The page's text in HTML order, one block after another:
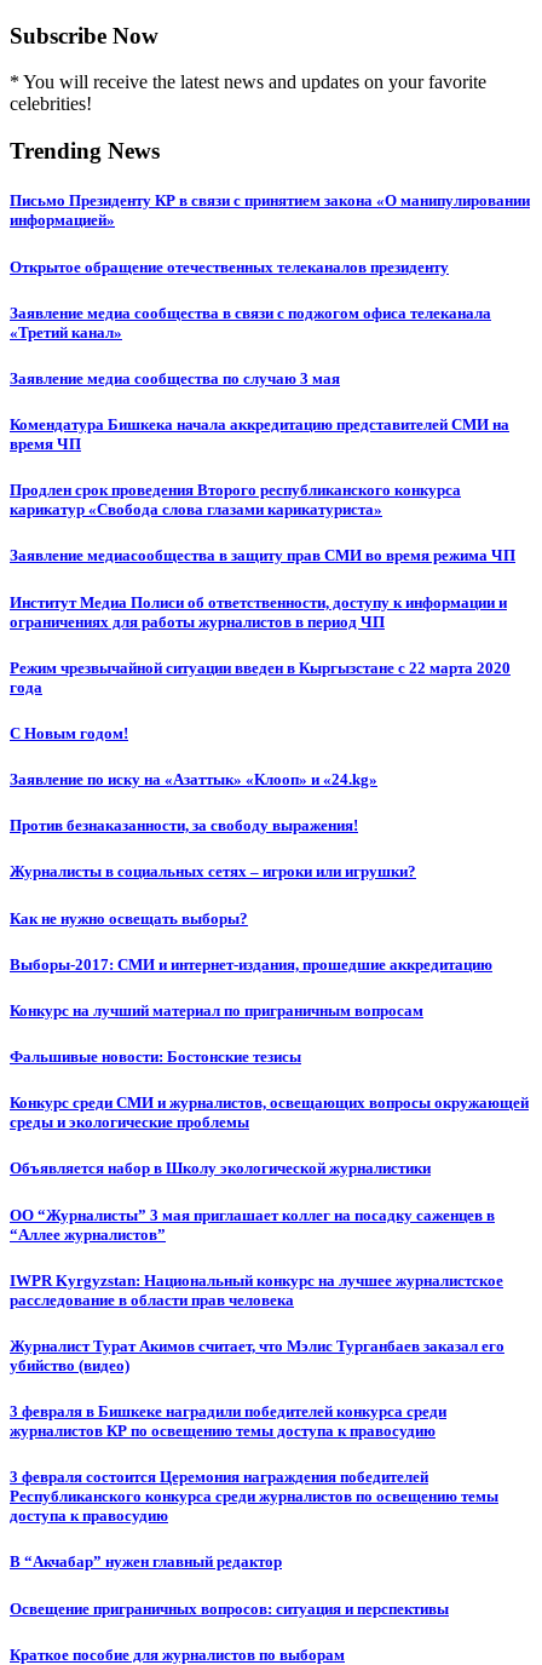
Subscribe Now
* You will receive the latest news and updates on your favorite
celebrities!
Trending News
Письмо Президенту КР в связи с принятием закона «О манипулировании
информацией»
Открытое обращение отечественных телеканалов президенту
Заявление медиа сообщества в связи с поджогом офиса телеканала
«Третий канал»
Заявление медиа сообщества по случаю 3 мая
Комендатура Бишкека начала аккредитацию представителей СМИ на
время ЧП
Продлен срок проведения Второго республиканского конкурса
карикатур «Свобода слова глазами карикатуриста»
Заявление медиасообщества в защиту прав СМИ во время режима ЧП
Институт Медиа Полиси об ответственности, доступу к информации и
ограничениях для работы журналистов в период ЧП
Режим чрезвычайной ситуации введен в Кыргызстане с 22 марта 2020
года
С Новым годом!
Заявление по иску на «Азаттык» «Клооп» и «24.kg»
Против безнаказанности, за свободу выражения!
Журналисты в социальных сетях – игроки или игрушки?
Как не нужно освещать выборы?
Выборы-2017: СМИ и интернет-издания, прошедшие аккредитацию
Конкурс на лучший материал по приграничным вопросам
Фальшивые новости: Бостонские тезисы
Конкурс среди СМИ и журналистов, освещающих вопросы окружающей
среды и экологические проблемы
Объявляется набор в Школу экологической журналистики
ОО “Журналисты” 3 мая приглашает коллег на посадку саженцев в
“Аллее журналистов”
IWPR Kyrgyzstan: Национальный конкурс на лучшее журналистское
расследование в области прав человека
Журналист Турат Акимов считает, что Мэлис Турганбаев заказал его
убийство (видео)
3 февраля в Бишкеке наградили победителей конкурса среди
журналистов КР по освещению темы доступа к правосудию
3 февраля состоится Церемония награждения победителей
Республиканского конкурса среди журналистов по освещению темы
доступа к правосудию
В “Акчабар” нужен главный редактор
Освещение приграничных вопросов: ситуация и перспективы
Краткое пособие для журналистов по выборам